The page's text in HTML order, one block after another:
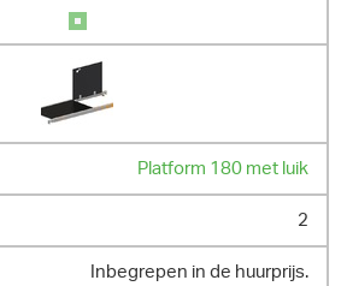
Platform 180 met luik
2
Inbegrepen in de huurprijs.